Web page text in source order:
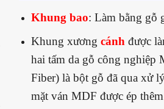
Khung bao: Làm bằng gỗ
Khung xương cánh được
hai tấm da gỗ công nghiệp
Fiber) là bột gỗ đã qua xử
mặt ván MDF được ép